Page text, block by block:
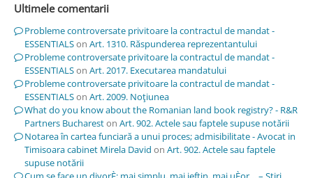
Ultimele comentarii
Probleme controversate privitoare la contractul de mandat -
ESSENTIALSon Art. 1310. Răspunderea reprezentantului
Probleme controversate privitoare la contractul de mandat -
ESSENTIALSon Art. 2017. Executarea mandatului
Probleme controversate privitoare la contractul de mandat -
ESSENTIALSon Art. 2009. Noţiunea
What do you know about the Romanian land book registry? - R&R
Partners Buchareston Art. 902. Actele sau faptele supuse notării
Notarea în cartea funciară a unui proces; admisibilitate - Avocat in
Timisoara cabinet Mirela David on Art. 902. Actele sau faptele
supuse notării